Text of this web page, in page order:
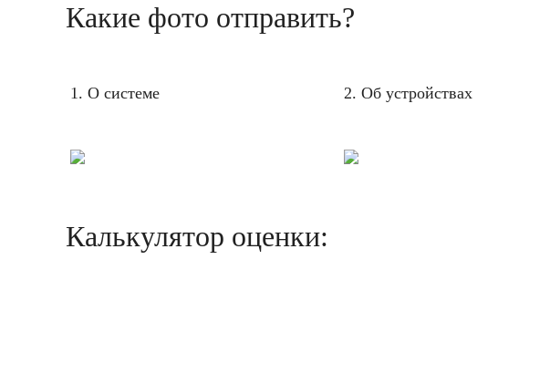
Какие фото отправить?
1. О системе 2. Об устройствах
Калькулятор оценки: